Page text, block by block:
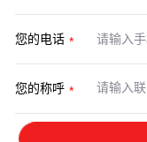
您的电话
您的称呼